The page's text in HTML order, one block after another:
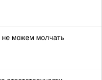
можем молчать